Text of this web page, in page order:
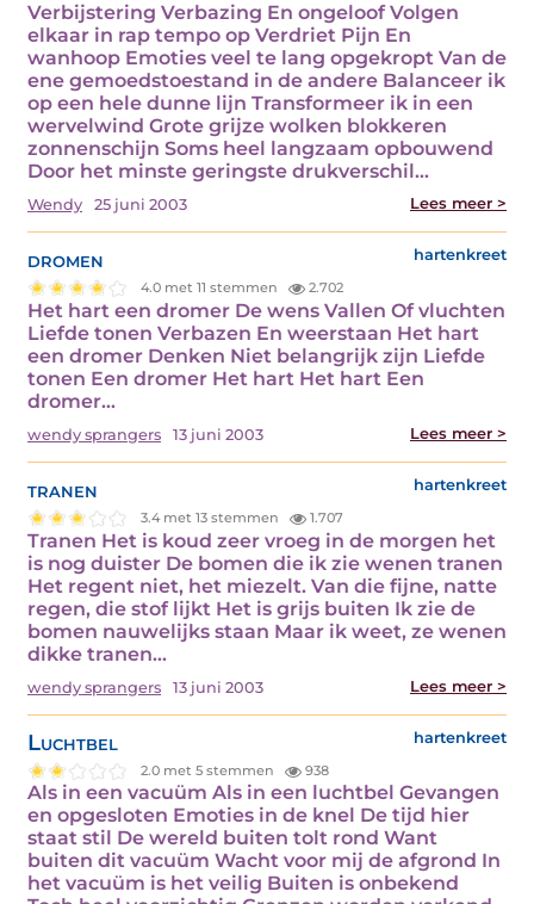
Verbijstering Verbazing En ongeloof Volgen
elkaar in rap tempo op Verdriet Pijn En
wanhoop Emoties veel te lang opgekropt Van de
ene gemoedstoestand in de andere Balanceer ik
op een hele dunne lijn Transformeer ik in een
wervelwind Grote grijze wolken blokkeren
zonnenschijn Soms heel langzaam opbouwend
Door het minste geringste drukverschil…
Wendy 25 juni 2003 Lees meer >
dromen hartenkreet
4.0 met 11 stemmen 2.702
Het hart een dromer De wens Vallen Of vluchten
Liefde tonen Verbazen En weerstaan Het hart
een dromer Denken Niet belangrijk zijn Liefde
tonen Een dromer Het hart Het hart Een
dromer…
wendy sprangers 13 juni 2003 Lees meer >
tranen hartenkreet
3.4 met 13 stemmen 1.707
Tranen Het is koud zeer vroeg in de morgen het
is nog duister De bomen die ik zie wenen tranen
Het regent niet, het miezelt. Van die fijne, natte
regen, die stof lijkt Het is grijs buiten Ik zie de
bomen nauwelijks staan Maar ik weet, ze wenen
dikke tranen…
wendy sprangers 13 juni 2003 Lees meer >
Luchtbel hartenkreet
2.0 met 5 stemmen 938
Als in een vacuüm Als in een luchtbel Gevangen
en opgesloten Emoties in de knel De tijd hier
staat stil De wereld buiten tolt rond Want
buiten dit vacuüm Wacht voor mij de afgrond In
het vacuüm is het veilig Buiten is onbekend